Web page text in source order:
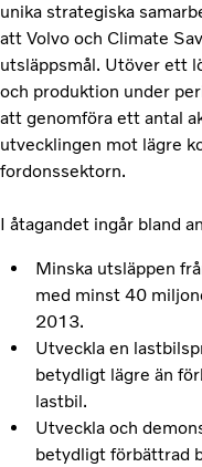
unika strategiska
att Volvo och Climate
utsläppsmål. Utöver ett
och produktion under
att genomföra ett antal
utvecklingen mot lägre
fordonssektorn.
I åtagandet ingår bland
Minska utsläppen
med minst 40
2013.
Utveckla en
betydligt lägre än
lastbil.
Utveckla och
betydligt förbättrad